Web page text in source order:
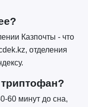
Казпочты - что
отделения
60 минут до сна,